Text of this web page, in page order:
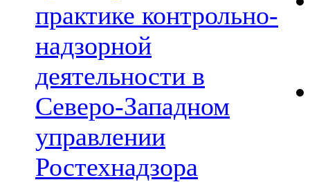
практике контрольно-
надзорной
деятельности в
Северо-Западном
управлении
Ростехнадзора